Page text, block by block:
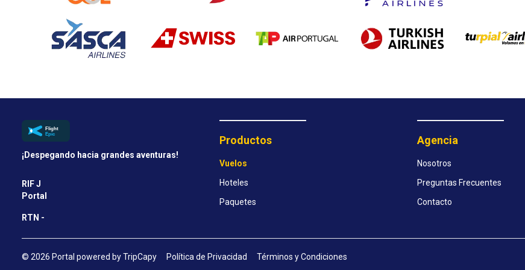
¡Despegando hacia grandes aventuras!
RIF J
Portal
RTN -
Productos
Vuelos
Hoteles
Paquetes
Agencia
Nosotros
Preguntas Frecuentes
Contacto
© 2026 Portal powered by TripCapy Política de Privacidad Términos y Condiciones